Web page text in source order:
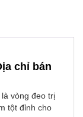
chỉ bán
vòng đeo trị
tột đỉnh cho